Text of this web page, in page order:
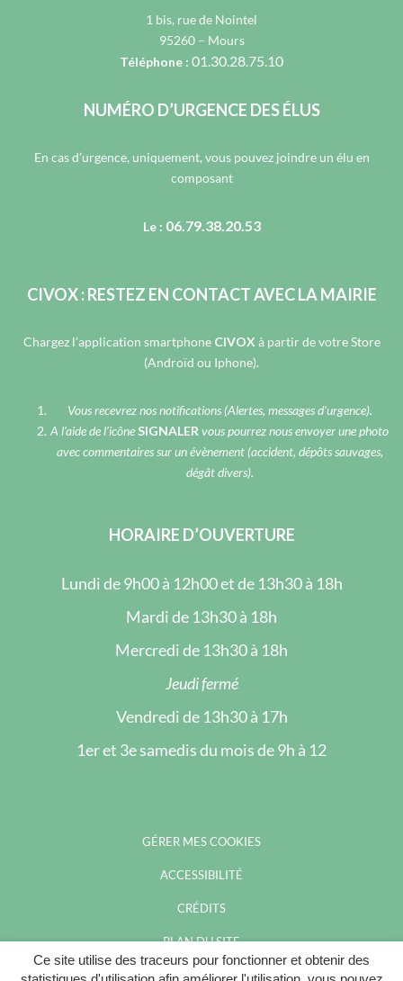
Ce site utilise des traceurs pour fonctionner et obtenir des
1 bis, rue de Nointel
95260 – Mours
Téléphone : 01.30.28.75.10
NUMÉRO D’URGENCE DES ÉLUS
En cas d’urgence, uniquement, vous pouvez joindre un élu en
composant
Le : 06.79.38.20.53
CIVOX : RESTEZ EN CONTACT AVEC LA MAIRIE
Chargez l’application smartphone CIVOX à partir de votre Store
(Androïd ou Iphone).
Vous recevrez nos notifications (Alertes, messages d’urgence).
A l’aide de l’icône SIGNALER vous pourrez nous envoyer une photo
avec commentaires sur un évènement (accident, dépôts sauvages,
dégât divers).
HORAIRE D’OUVERTURE
Lundi de 9h00 à 12h00 et de 13h30 à 18h
Mardi de 13h30 à 18h
Mercredi de 13h30 à 18h
Jeudi fermé
Vendredi de 13h30 à 17h
1er et 3e samedis du mois de 9h à 12
GÉRER MES COOKIES
ACCESSIBILITÉ
CRÉDITS
PLAN DU SITE
MENTIONS LÉGALES